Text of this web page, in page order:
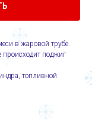
в жаровой трубе.
происходит поджиг
топливной